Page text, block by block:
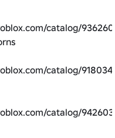
catalog/
catalog/
catalog/